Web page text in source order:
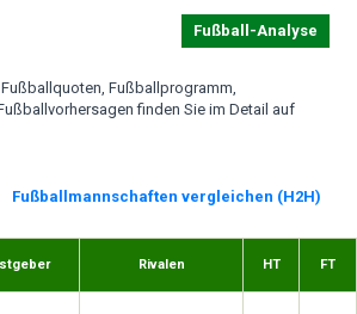
Fußball-Analyse
Fußballprogramm,
finden Sie im Detail auf
Fußballmannschaften vergleichen (H2H)
Rivalen HT FT